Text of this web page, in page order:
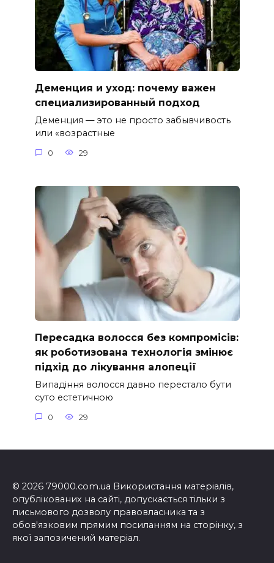
Деменция и уход: почему важен
специализированный подход
Деменция — это не просто забывчивость
или «возрастные
0 29
Пересадка волосся без компромісів:
як роботизована технологія змінює
підхід до лікування алопеції
Випадіння волосся давно перестало бути
суто естетичною
0 29
© 2026 79000.com.ua Використання матеріалів,
опублікованих на сайті, допускається тільки з
письмового дозволу правовласника та з
обов'язковим прямим посиланням на сторінку, з
якої запозичений матеріал.